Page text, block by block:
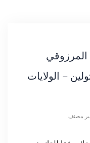
– الولايات
مصنف